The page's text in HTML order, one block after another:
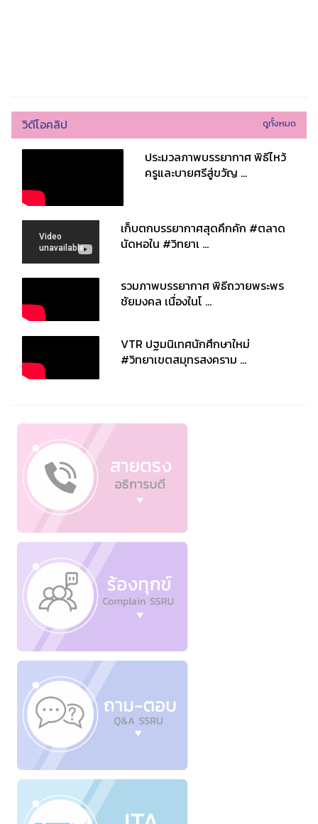
วิดีโอคลิป ดูทั้งหมด
ประมวลภาพบรรยากาศ พิธีไหว้
ครูและบายศรีสู่ขวัญ ...
เก็บตกบรรยากาศสุดคึกคัก #ตลาด
นัดหอใน #วิทยาเ ...
รวมภาพบรรยากาศ พิธีถวายพระพร
ชัยมงคล เนื่องในโ ...
VTR ปฐมนิเทศนักศึกษาใหม่
#วิทยาเขตสมุทรสงคราม ...